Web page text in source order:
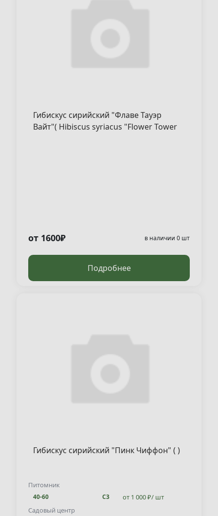
Гибискус сирийский "Флаве Тауэр
Вайт"( Hibiscus syriacus "Flower Tower
от 1600₽ в наличии 0 шт
Подробнее
Гибискус сирийский "Пинк Чиффон" ( )
Питомник
40-60 С3
от 1 000 ₽/ шт
Садовый центр